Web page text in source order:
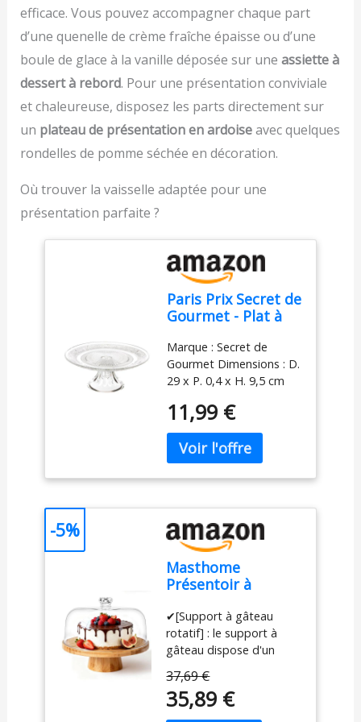
pétrisseurs en acier
inoxydable pour des
performances fiables et
durables. Design
ergonomique et facile
ergonomique et bouton
d'éjection pratique pour
une utilisation
changement rapide des
accessoires. Compact et
d'un design compact, ce
mixeur est facile à ranger
et parfait pour toutes
vos tâches de cuisine.
efficace. Vous pouvez accompagner chaque part
d’une quenelle de crème fraîche épaisse ou d’une
boule de glace à la vanille déposée sur une assiette à
dessert à rebord. Pour une présentation conviviale
et chaleureuse, disposez les parts directement sur
un plateau de présentation en ardoiseavec quelques
rondelles de pomme séchée en décoration.
Où trouver la vaisselle adaptée pour une
présentation parfaite ?
Paris Prix Secret de
Gourmet - Plat à
Renaissance 29cm
Transparent
Marque : Secret de
Gourmet Dimensions : D.
29 x P. 0,4 x H. 9,5 cm
Transparent
11,99 €
Masthome
Présentoir à
avec Couvercle,
6in1 Cloche à
Gâteaux
Multifonctionelle,
Support Gâteau en
Bois Rotatif pour
✔[Support à gâteau
rotatif] : le support à
gâteau dispose d'un
qui vous permet
d'ajuster facilement la
position du gâteau. Vous
37,69 €
35,89 €
-5%